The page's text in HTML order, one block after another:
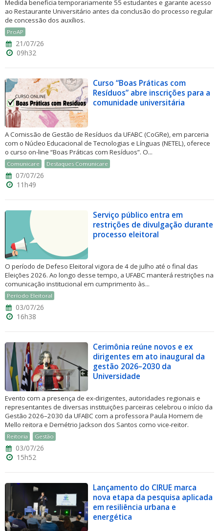
Medida beneficia temporariamente 55 estudantes e garante acesso
ao Restaurante Universitário antes da conclusão do processo regular
de concessão dos auxílios.
ProAP
21/07/26
09h32
Curso “Boas Práticas com
Resíduos” abre inscrições para a
comunidade universitária
A Comissão de Gestão de Resíduos da UFABC (CoGRe), em parceria
com o Núcleo Educacional de Tecnologias e Línguas (NETEL), oferece
o curso on-line “Boas Práticas com Resíduos”. O...
Comunicare Destaques Comunicare
07/07/26
11h49
Serviço público entra em
restrições de divulgação durante
processo eleitoral
O período de Defeso Eleitoral vigora de 4 de julho até o final das
Eleições 2026. Ao longo desse tempo, a UFABC manterá restrições na
comunicação institucional em cumprimento às...
Período Eleitoral
03/07/26
16h38
Cerimônia reúne novos e ex
dirigentes em ato inaugural da
gestão 2026–2030 da
Universidade
Evento com a presença de ex-dirigentes, autoridades regionais e
representantes de diversas instituições parceiras celebrou o início da
Gestão 2026–2030 da UFABC com a professora Paula Homem de
Mello reitora e Demétrio Jackson dos Santos como vice-reitor.
Reitoria Gestão
03/07/26
15h52
Lançamento do CIRUE marca
nova etapa da pesquisa aplicada
em resiliência urbana e
energética